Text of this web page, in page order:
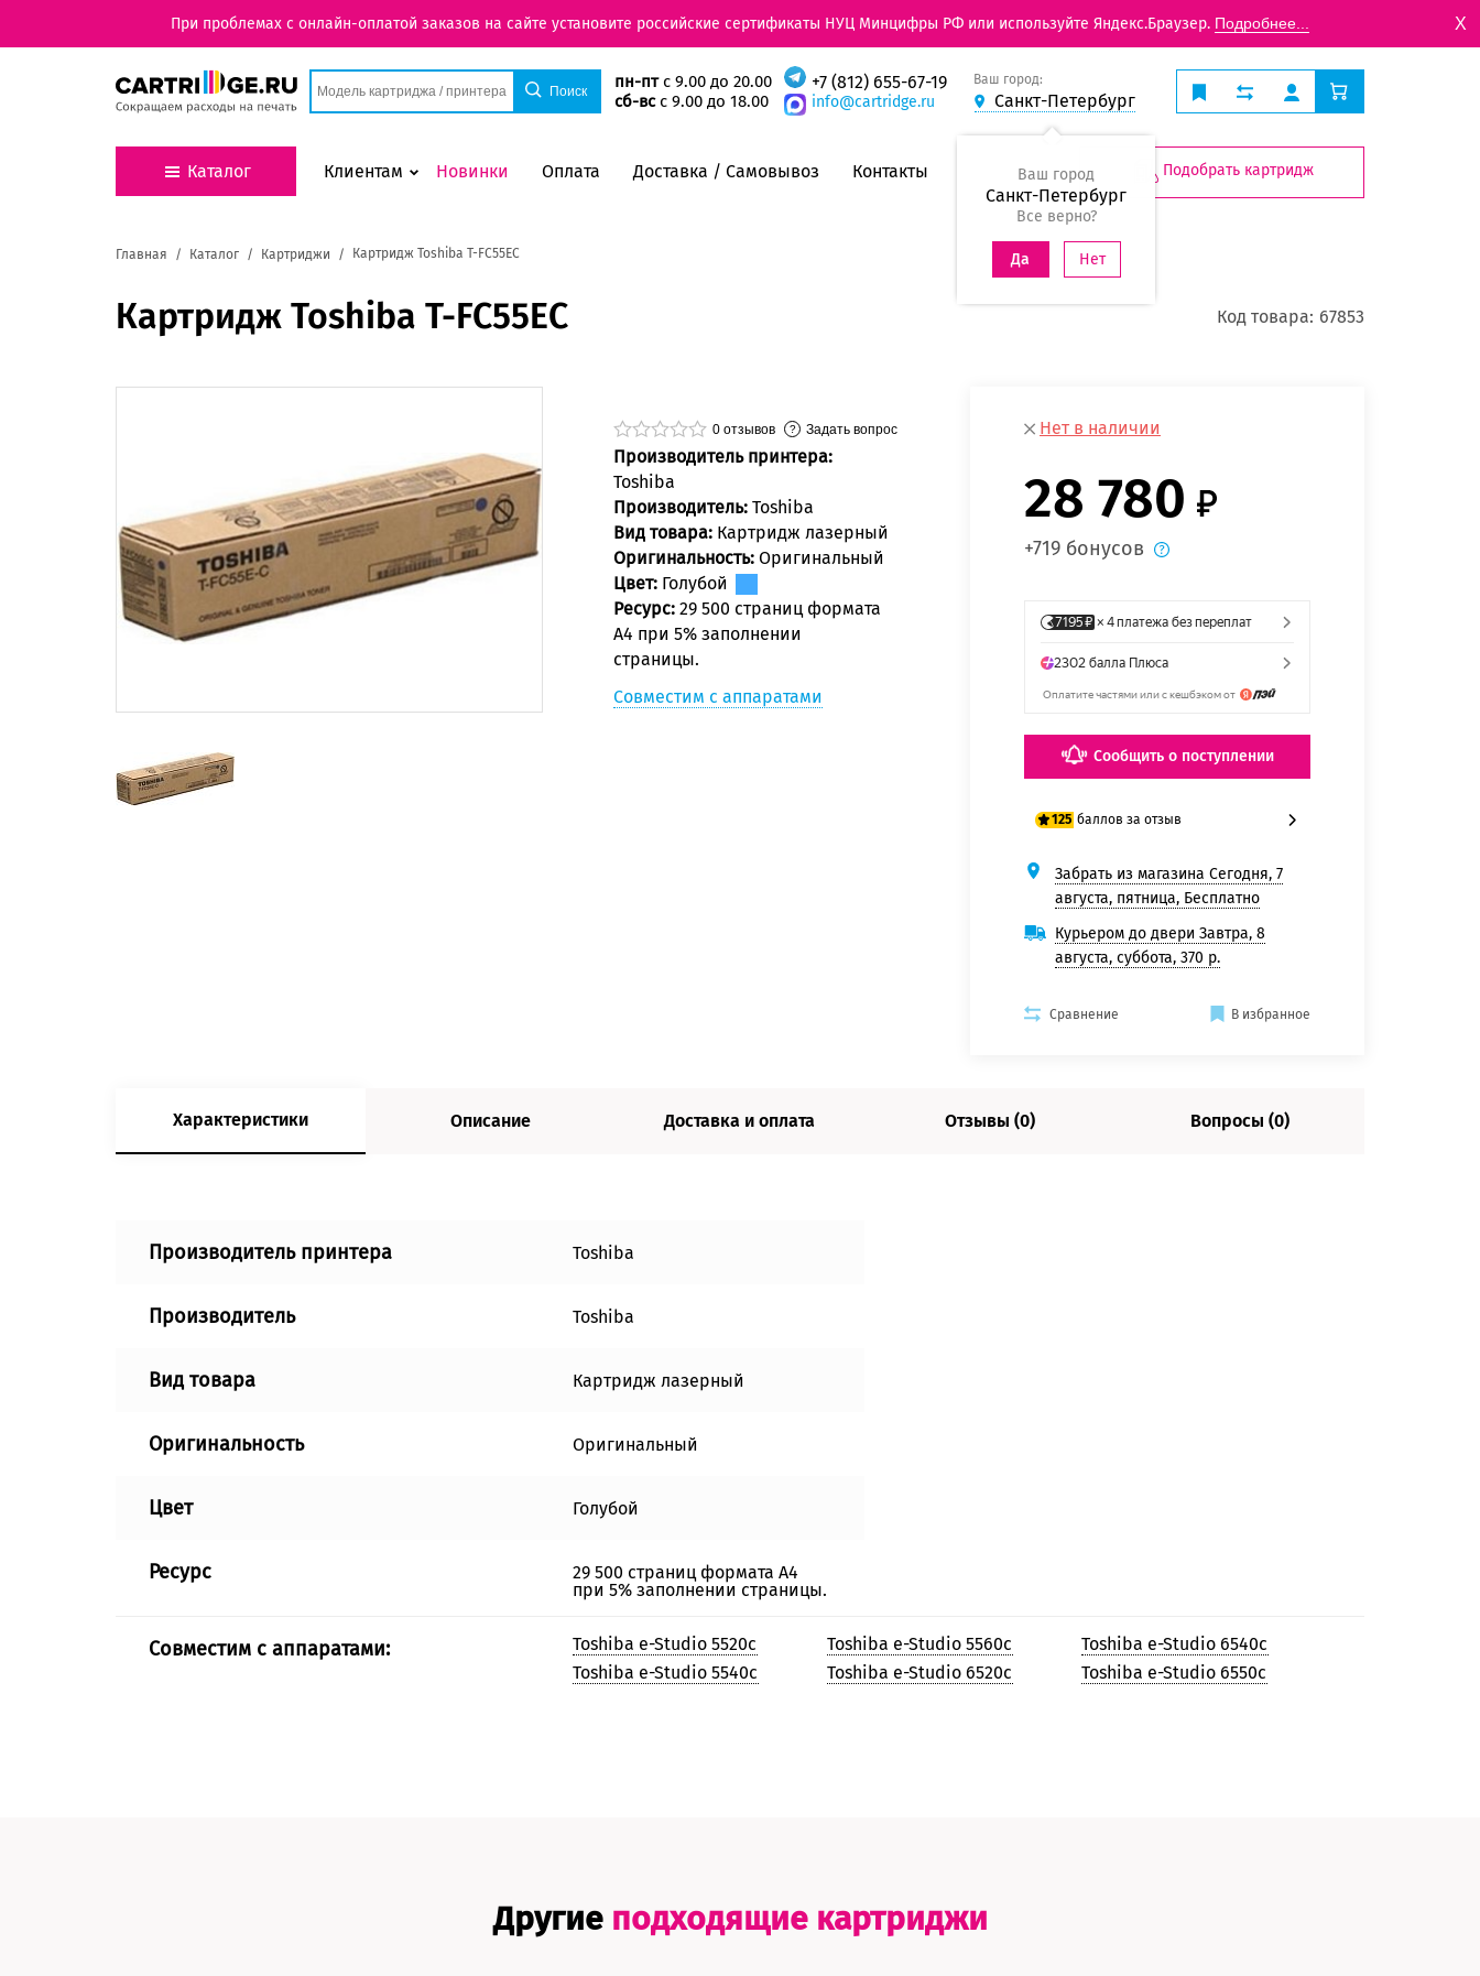
При проблемах с онлайн-оплатой заказов на сайте установите российские сертификаты НУЦ Минцифры РФ или используйте Яндекс.Браузер. Подробнее... X
пн-птс 9.00 до 20.00
сб-всс 9.00 до 18.00
+7 (812) 655-67-19
info@cartridge.ru
Ваш город:
Санкт-Петербург
Ваш город
Санкт-Петербург
Все верно?
Да Нет
Каталог Клиентам Новинки Оплата Доставка / Самовывоз Контакты Подобрать картридж
Главная Каталог Картриджи Картридж Toshiba T-FC55EC
Картридж Toshiba T-FC55EC Код товара: 67853
0 отзывов Задать вопрос
Производитель принтера:
Toshiba
Производитель: Toshiba
Вид товара: Картридж лазерный
Оригинальность: Оригинальный
Цвет: Голубой
Ресурс: 29 500 страниц формата
А4 при 5% заполнении
страницы.
Совместим с аппаратами
Нет в наличии
28 780
+719 бонусов
Сообщить о поступлении
125 баллов за отзыв
100 баллов
125 баллов
Забрать из магазина Сегодня, 7
августа, пятница, Бесплатно
Курьером до двери Завтра, 8
августа, суббота, 370 р.
Сравнение В избранное
Характеристики Описание Доставка и оплата Отзывы (0) Вопросы (0)
Производитель принтера Toshiba
Производитель Toshiba
Вид товара Картридж лазерный
Оригинальность Оригинальный
Цвет Голубой
Ресурс
29 500 страниц формата А4
при 5% заполнении страницы.
Совместим с аппаратами:
Toshiba e-Studio 5520c
Toshiba e-Studio 5540c
Toshiba e-Studio 5560c
Toshiba e-Studio 6520c
Toshiba e-Studio 6540c
Toshiba e-Studio 6550c
Другие подходящие картриджи